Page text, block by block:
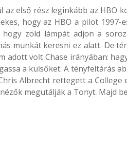
az első rész leginkább az HBO
hogy az HBO a pilot
zöld lámpát adjon a
munkát keresni ez alatt. De
adott volt Chase irányában:
a külsőket. A tényfeltárás
Albrecht rettegett a
megutálják a Tonyt. Majd